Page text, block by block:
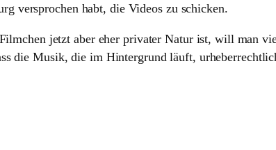
versprochen habt, die Videos zu schicken.
jetzt aber eher privater Natur ist, will man
die Musik, die im Hintergrund läuft,